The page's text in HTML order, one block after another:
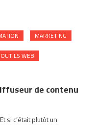
MARKETING
OUTILS WEB
de contenu
si c’était plutôt un